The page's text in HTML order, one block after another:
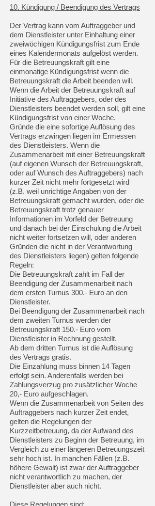
10. Kündigung / Beendigung des Vertrags
Der Vertrag kann vom Auftraggeber und
dem Dienstleister unter Einhaltung einer
zweiwöchigen Kündigungsfrist zum Ende
eines Kalendermonats aufgelöst werden.
Für die Betreuungskraft gilt eine
einmonatige Kündigungsfrist wenn die
Betreuungskraft die Arbeit beenden will.
Wenn die Arbeit der Betreuungskraft auf
Initiative des Auftraggebers, oder des
Dienstleisters beendet werden soll, gilt eine
Kündigungsfrist von einer Woche.
Gründe die eine sofortige Auflösung des
Vertrags erzwingen liegen im Ermessen
des Dienstleisters. Wenn die
Zusammenarbeit mit einer Betreuungskraft
(auf eigenen Wunsch der Betreuungskraft,
oder auf Wunsch des Auftraggebers) nach
kurzer Zeit nicht mehr fortgesetzt wird
(z.B. weil unrichtige Angaben von der
Betreuungskraft gemacht wurden, oder die
Betreuungskraft trotz genauer
Informationen im Vorfeld der Betreuung
und danach bei der Einschulung die Arbeit
nicht weiter fortsetzen will, oder anderen
Gründen die nicht in der Verantwortung
des Dienstleisters liegen) gelten folgende
Regeln:
Die Betreuungskraft zahlt im Fall der
Beendigung der Zusammenarbeit nach
dem ersten Turnus 300.- Euro an den
Dienstleister.
Bei Beendigung der Zusammenarbeit nach
dem zweiten Turnus werden der
Betreuungskraft 150.- Euro vom
Dienstleister in Rechnung gestellt.
Ab dem dritten Turnus ist die Auflösung
des Vertrags gratis.
Die Einzahlung muss binnen 14 Tagen
erfolgt sein. Anderenfalls werden bei
Zahlungsverzug pro zusätzlicher Woche
20,- Euro aufgeschlagen.
Wenn die Zusammenarbeit von Seiten des
Auftraggebers nach kurzer Zeit endet,
gelten die Regelungen der
Kurzzeitbetreuung, da der Aufwand des
Dienstleisters zu Beginn der Betreuung, im
Vergleich zu einer längeren Betreuungszeit
sehr hoch ist. In manchen Fällen (z.B.
höhere Gewalt) ist zwar der Auftraggeber
nicht verantwortlich zu machen, der
Dienstleister aber auch nicht.
Diese Regelungen sind: